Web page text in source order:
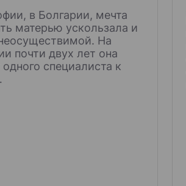
в Болгарии, мечта
матерью ускользала и
На
почти двух лет она
специалиста к